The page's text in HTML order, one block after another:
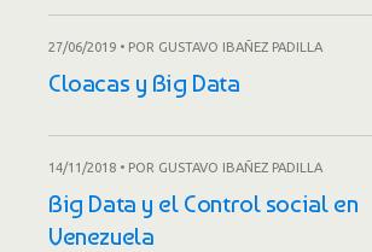
27/06/2019 • POR GUSTAVO IBAÑEZ PADILLA
Cloacas y Big Data
14/11/2018 • POR GUSTAVO IBAÑEZ PADILLA
Big Data y el Control social en
Venezuela